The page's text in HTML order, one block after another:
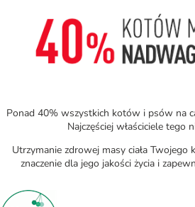
Ponad 40% wszystkich kotów i psów na
Najczęściej właściciele tego
Utrzymanie zdrowej masy ciała
znaczenie dla jego jakości życia i